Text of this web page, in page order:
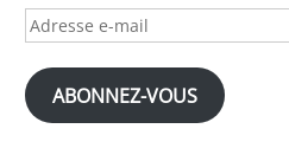
Adresse
e-
mail
ABONNEZ-VOUS